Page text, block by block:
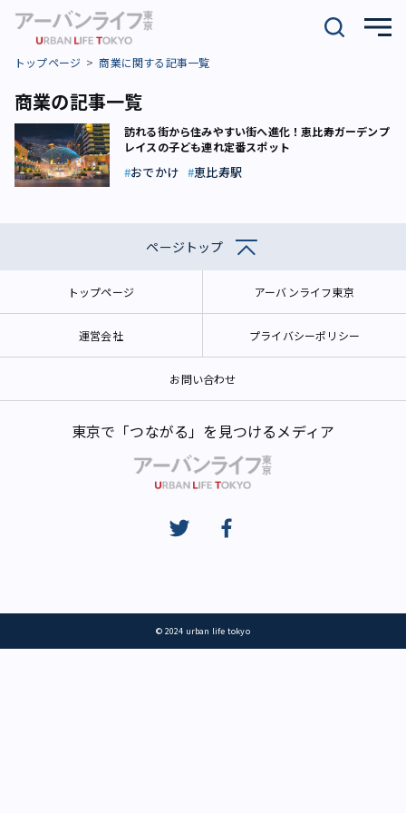
トップページ 商業に関する記事一覧
商業の記事一覧
訪れる街から住みやすい街へ進化！恵比寿ガーデンプ
レイスの子ども連れ定番スポット
おでかけ 恵比寿駅
ページトップ
トップページ アーバンライフ東京
運営会社 プライバシーポリシー
お問い合わせ
東京で「つながる」を見つけるメディア
© 2024 urban life tokyo